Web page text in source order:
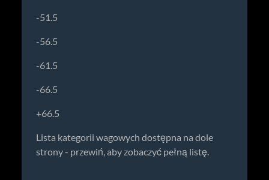
-51.5
-56.5
-61.5
-66.5
+66.5
Lista kategorii wagowych dostępna na dole
strony - przewiń, aby zobaczyć pełną listę.